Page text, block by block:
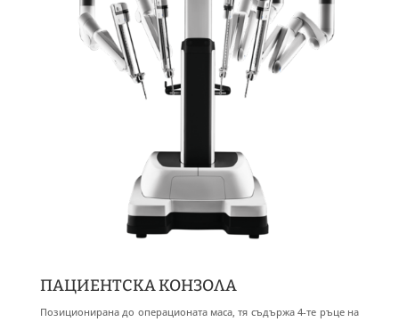
ПАЦИЕНТСКА КОНЗОЛА
Позиционирана до операционата маса, тя съдържа 4-те ръце на